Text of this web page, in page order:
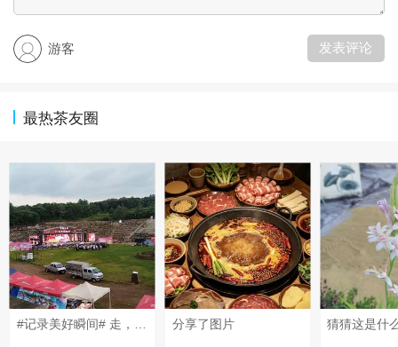
游客 发表评论
最热茶友圈
#记录美好瞬间# 走，趁着喧闹的火把节未来，溜进幽静的古村，把可邑小镇的人间透彻走一趟，就问羡慕不？ 分享了图片 猜猜这是什